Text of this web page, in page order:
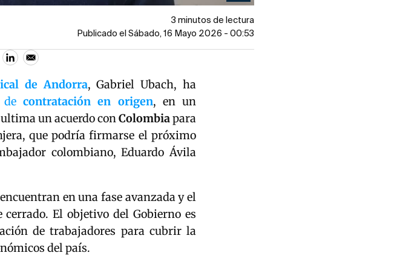
3 minutos de lectura
Publicado el Sábado, 16 Mayo 2026 - 00:53
de Andorra, Gabriel Ubach, ha
decontratación en origen, en un
un acuerdo conColombiapara
que podría firmarse el próximo
colombiano, Eduardo Ávila
en una fase avanzada y el
El objetivo del Gobierno es
de trabajadores para cubrir la
del país.